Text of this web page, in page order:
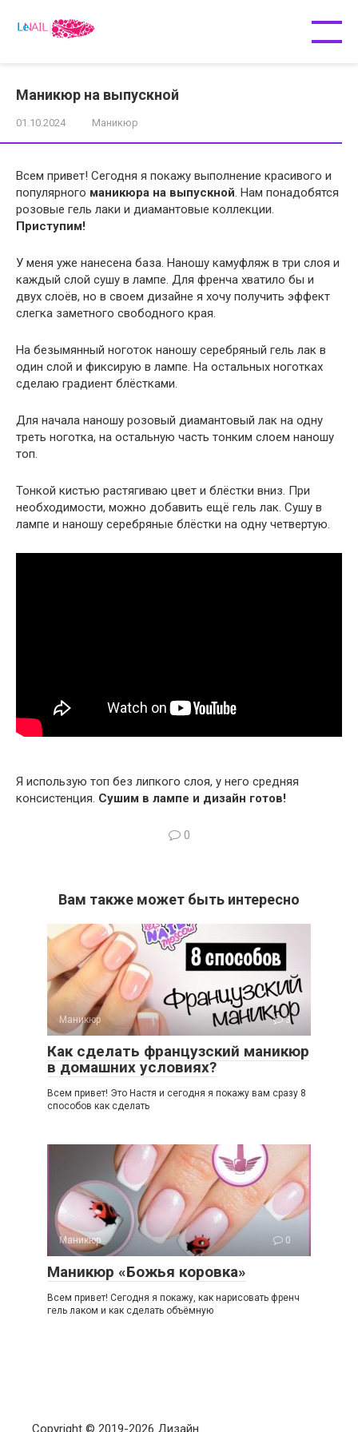
Маникюр на выпускной
01.10.2024 Маникюр
Всем привет! Сегодня я покажу выполнение красивого и
популярного маникюра на выпускной. Нам понадобятся
розовые гель лаки и диамантовые коллекции.
Приступим!
У меня уже нанесена база. Наношу камуфляж в три слоя и
каждый слой сушу в лампе. Для френча хватило бы и
двух слоёв, но в своем дизайне я хочу получить эффект
слегка заметного свободного края.
На безымянный ноготок наношу серебряный гель лак в
один слой и фиксирую в лампе. На остальных ноготках
сделаю градиент блёстками.
Для начала наношу розовый диамантовый лак на одну
треть ноготка, на остальную часть тонким слоем наношу
топ.
Тонкой кистью растягиваю цвет и блёстки вниз. При
необходимости, можно добавить ещё гель лак. Сушу в
лампе и наношу серебряные блёстки на одну четвертую.
Я использую топ без липкого слоя, у него средняя
консистенция. Сушим в лампе и дизайн готов!
0
Вам также может быть интересно
Маникюр 3
Как сделать французский маникюр
в домашних условиях?
Всем привет! Это Настя и сегодня я покажу вам сразу 8
способов как сделать
Маникюр 0
Маникюр «Божья коровка»
Всем привет! Сегодня я покажу, как нарисовать френч
гель лаком и как сделать объёмную
Copyright © 2019-2026 Дизайн